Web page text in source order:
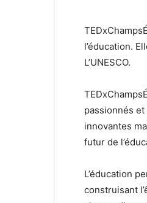
l’éducation.
L’UNESCO.
passionnés
innovantes
futur de
L’éducation
construisant